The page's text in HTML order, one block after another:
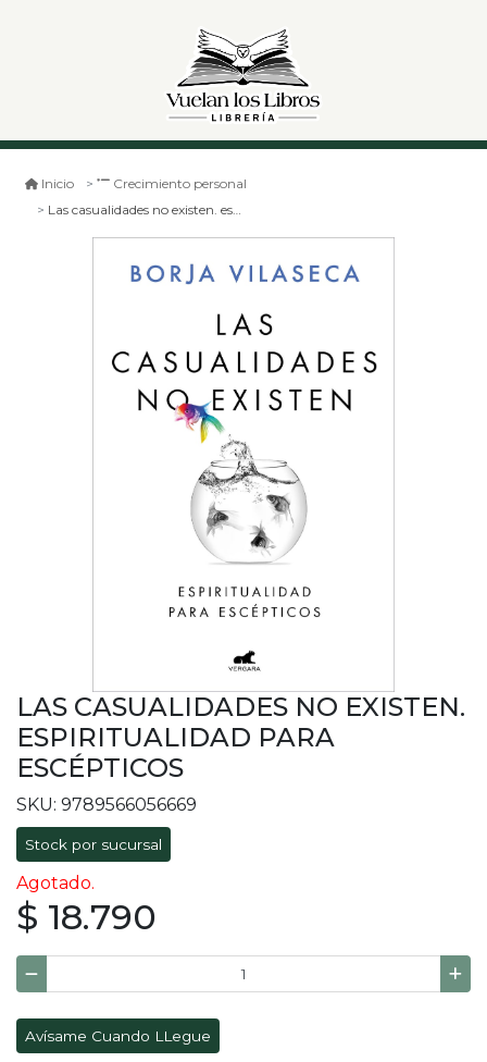
Inicio
Crecimiento personal
Las casualidades no existen. espiritualidad para escépticos
LAS CASUALIDADES NO EXISTEN.
ESPIRITUALIDAD PARA
ESCÉPTICOS
SKU: 9789566056669
Stock por sucursal
Agotado.
$ 18.790
Avísame Cuando LLegue